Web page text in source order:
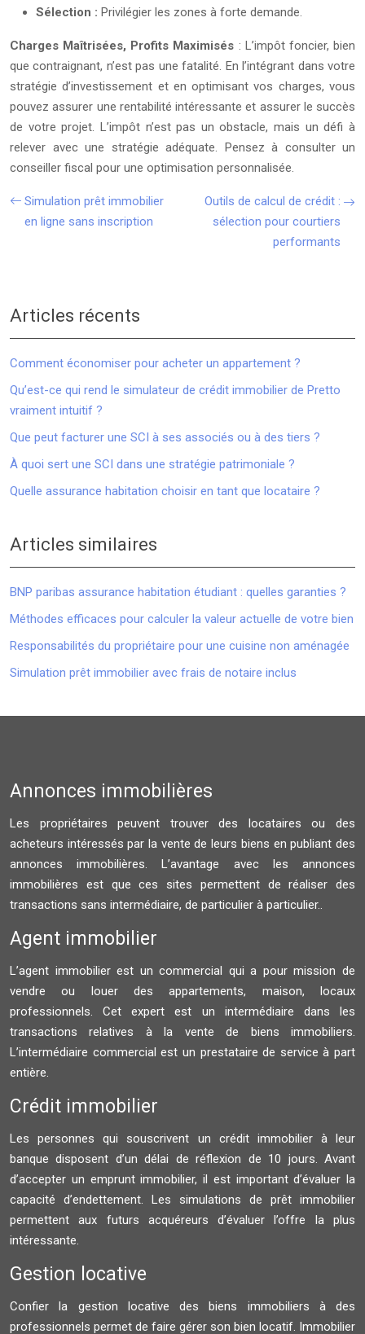
Sélection : Privilégier les zones à forte demande.
Charges Maîtrisées, Profits Maximisés : L’impôt foncier, bien
que contraignant, n’est pas une fatalité. En l’intégrant dans votre
stratégie d’investissement et en optimisant vos charges, vous
pouvez assurer une rentabilité intéressante et assurer le succès
de votre projet. L’impôt n’est pas un obstacle, mais un défi à
relever avec une stratégie adéquate. Pensez à consulter un
conseiller fiscal pour une optimisation personnalisée.
Simulation prêt immobilier
en ligne sans inscription
Outils de calcul de crédit :
sélection pour courtiers
performants
Articles récents
Comment économiser pour acheter un appartement ?
Qu’est-ce qui rend le simulateur de crédit immobilier de Pretto
vraiment intuitif ?
Que peut facturer une SCI à ses associés ou à des tiers ?
À quoi sert une SCI dans une stratégie patrimoniale ?
Quelle assurance habitation choisir en tant que locataire ?
Articles similaires
BNP paribas assurance habitation étudiant : quelles garanties ?
Méthodes efficaces pour calculer la valeur actuelle de votre bien
Responsabilités du propriétaire pour une cuisine non aménagée
Simulation prêt immobilier avec frais de notaire inclus
Annonces immobilières
Les propriétaires peuvent trouver des locataires ou des
acheteurs intéressés par la vente de leurs biens en publiant des
annonces immobilières. L’avantage avec les annonces
immobilières est que ces sites permettent de réaliser des
transactions sans intermédiaire, de particulier à particulier..
Agent immobilier
L’agent immobilier est un commercial qui a pour mission de
vendre ou louer des appartements, maison, locaux
professionnels. Cet expert est un intermédiaire dans les
transactions relatives à la vente de biens immobiliers.
L’intermédiaire commercial est un prestataire de service à part
entière.
Crédit immobilier
Les personnes qui souscrivent un crédit immobilier à leur
banque disposent d’un délai de réflexion de 10 jours. Avant
d’accepter un emprunt immobilier, il est important d’évaluer la
capacité d’endettement. Les simulations de prêt immobilier
permettent aux futurs acquéreurs d’évaluer l’offre la plus
intéressante.
Gestion locative
Confier la gestion locative des biens immobiliers à des
professionnels permet de faire gérer son bien locatif. Immobilier